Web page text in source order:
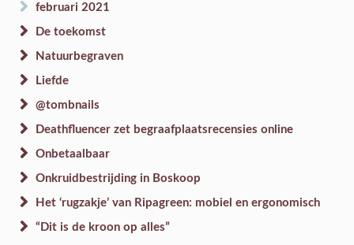
februari 2021
De toekomst
Natuurbegraven
Liefde
@tombnails
Deathfluencer zet begraafplaatsrecensies online
Onbetaalbaar
Onkruidbestrijding in Boskoop
Het ‘rugzakje’ van Ripagreen: mobiel en ergonomisch
“Dit is de kroon op alles”